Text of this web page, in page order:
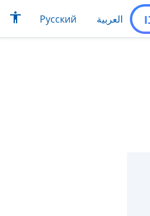
العربية Русский